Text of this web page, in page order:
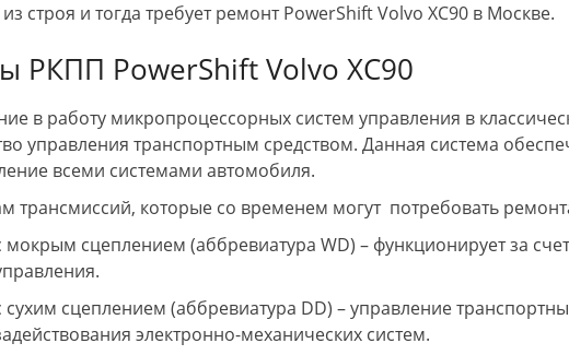
можно и нужно
Блиц!!! Делал
сегодня своего
До этого
коробки! Во
заглохла и не
Кирилл
как оказалось
Огромное
Константину! За
и
Дмитрий П.
Доброй ночи ! Хочу оставить отзыв о
работе данной компании. Парни
однозначно. Сдал им на ремонт Ауди
Q7 , машину в двух автосервисах до
этого не могли отремонтировать ,
по автосервисам , и безрезультатно .
Сделали свою работу хорошо и
быстро , отдельное СПАСИБО Кириллу
дважды в
проходил
пытается
строя и тогда требует ремонт PowerShift Volvo XC90 в Москве.
РКПП PowerShift Volvo XC90
в работу микропроцессорных систем управления в
управления транспортным средством. Данная система
всеми системами автомобиля.
трансмиссий, которые со временем могут потребовать
мокрым сцеплением (аббревиатура WD) – функционирует за
сухим сцеплением (аббревиатура DD) – управление
электронно-механических систем.